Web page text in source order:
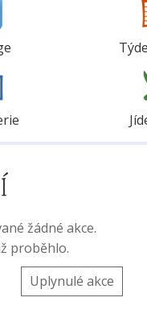
žádné akce.
proběhlo.
Uplynulé akce